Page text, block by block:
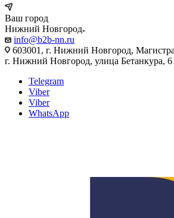
Ваш город
Нижний Новгород
info@b2b-nn.ru
603001, г. Нижний Новгород,
г. Нижний Новгород, улица Бетанкура, 6
Telegram
Viber
Viber
WhatsApp